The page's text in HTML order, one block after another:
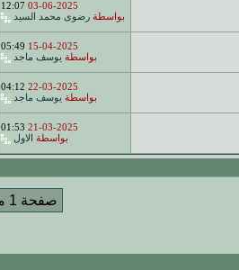
03-06-2025
12:07
بواسطة رضوى محمد السيد
15-04-2025
05:49
بواسطة يوسف ماجد
22-03-2025
04:12
بواسطة يوسف ماجد
21-03-2025
01:53
بواسطة الاول
صفحة 1 من 18